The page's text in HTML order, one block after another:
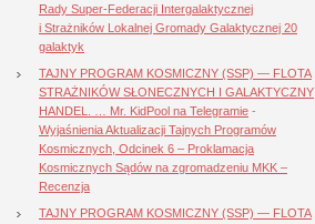
Rady Super-Federacji Intergalaktycznej
i Strażników Lokalnej Gromady Galaktycznej 20
galaktyk
TAJNY PROGRAM KOSMICZNY (SSP) — FLOTA
STRAŻNIKÓW SŁONECZNYCH I GALAKTYCZNY
HANDEL. … Mr. KidPool na Telegramie -
Wyjaśnienia Aktualizacji Tajnych Programów
Kosmicznych, Odcinek 6 – Proklamacja
Kosmicznych Sądów na zgromadzeniu MKK –
Recenzja
TAJNY PROGRAM KOSMICZNY (SSP) — FLOTA